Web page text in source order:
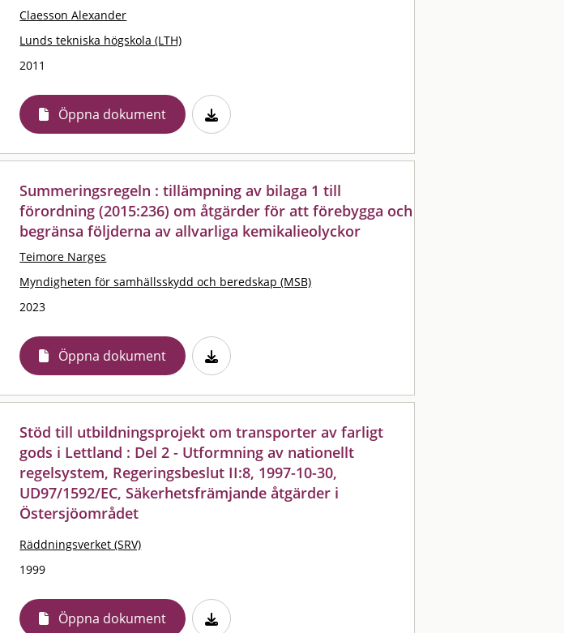
Claesson Alexander
Lunds tekniska högskola (LTH)
2011
Öppna dokument
Summeringsregeln : tillämpning av bilaga 1 till
förordning (2015:236) om åtgärder för att förebygga och
begränsa följderna av allvarliga kemikalieolyckor
Teimore Narges
Myndigheten för samhällsskydd och beredskap (MSB)
2023
Öppna dokument
Stöd till utbildningsprojekt om transporter av farligt
gods i Lettland : Del 2 - Utformning av nationellt
regelsystem, Regeringsbeslut II:8, 1997-10-30,
UD97/1592/EC, Säkerhetsfrämjande åtgärder i
Östersjöområdet
Räddningsverket (SRV)
1999
Öppna dokument